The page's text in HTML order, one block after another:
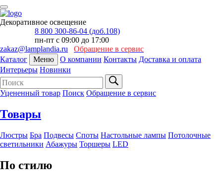
Декоративное освещение
8 800 300-86-04 (доб.108)
пн-пт с 09:00 до 17:00
zakaz@lamplandia.ru
Обращение в сервис
Каталог
Меню О компании Контакты Доставка и оплата
Интерьеры Новинки
Уцененный товар Поиск Обращение в сервис
Товары
Люстры Бра Подвесы Споты Настольные лампы Потолочные
светильники Абажуры Торшеры LED
По стилю